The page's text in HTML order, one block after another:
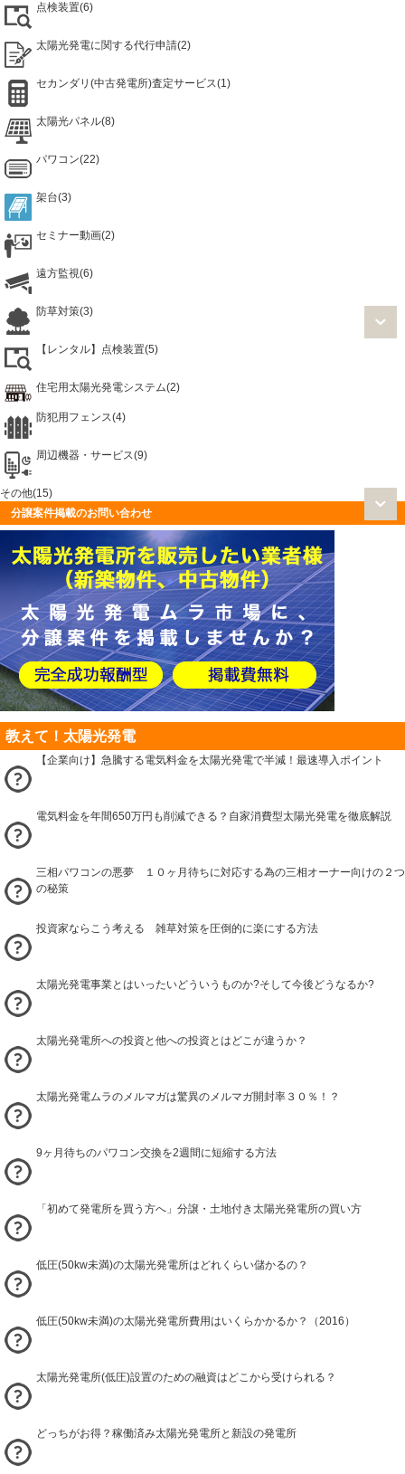
点検装置(6)
太陽光発電に関する代行申請(2)
セカンダリ(中古発電所)査定サービス(1)
太陽光パネル(8)
パワコン(22)
架台(3)
セミナー動画(2)
遠方監視(6)
防草対策(3)
【レンタル】点検装置(5)
住宅用太陽光発電システム(2)
防犯用フェンス(4)
周辺機器・サービス(9)
その他(15)
分譲案件掲載のお問い合わせ
教えて！太陽光発電
【企業向け】急騰する電気料金を太陽光発電で半減！最速導入ポイント
電気料金を年間650万円も削減できる？自家消費型太陽光発電を徹底解説
三相パワコンの悪夢 １０ヶ月待ちに対応する為の三相オーナー向けの２つ
の秘策
投資家ならこう考える 雑草対策を圧倒的に楽にする方法
太陽光発電事業とはいったいどういうものか?そして今後どうなるか?
太陽光発電所への投資と他への投資とはどこが違うか？
太陽光発電ムラのメルマガは驚異のメルマガ開封率３０％！？
9ヶ月待ちのパワコン交換を2週間に短縮する方法
「初めて発電所を買う方へ」分譲・土地付き太陽光発電所の買い方
低圧(50kw未満)の太陽光発電所はどれくらい儲かるの？
低圧(50kw未満)の太陽光発電所費用はいくらかかるか？（2016）
太陽光発電所(低圧)設置のための融資はどこから受けられる？
どっちがお得？稼働済み太陽光発電所と新設の発電所